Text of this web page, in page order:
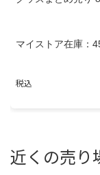
マイストア在庫：
税込
近くの売り